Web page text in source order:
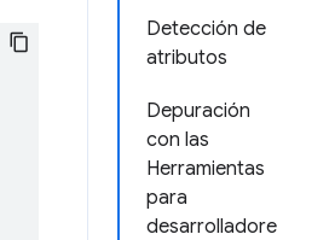
Detección de
atributos
Depuración
con las
Herramientas
para
desarrolladore